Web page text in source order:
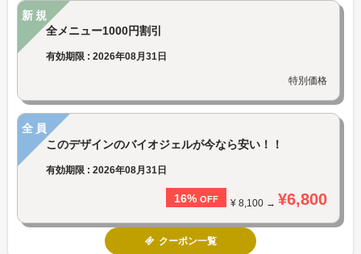
新規
全メニュー1000円割引
有効期限 : 2026年08月31日
特別価格
全員
このデザインのバイオジェルが今なら安い！！
有効期限 : 2026年08月31日
16% OFF ¥ 8,100 → ¥6,800
クーポン一覧